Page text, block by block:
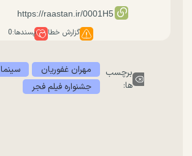
گزارش خطا پسندها:0
برچسب
ها:
مهران غفوریان
سینما
جشنواره فیلم فجر